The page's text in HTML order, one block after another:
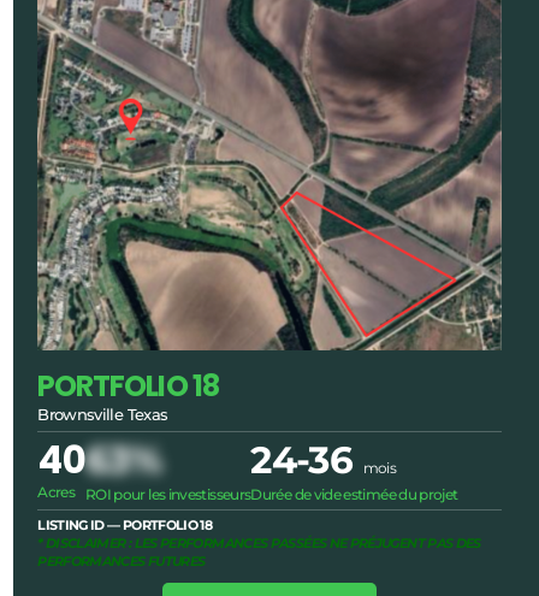
PORTFOLIO 18
Brownsville Texas
40
Acres
63%
ROI pour les investisseurs
24-36
mois
Durée de vide estimée du projet
LISTING ID — PORTFOLIO 18
* DISCLAIMER : LES PERFORMANCES PASSÉES NE PRÉJUGENT PAS DES
PERFORMANCES FUTURES